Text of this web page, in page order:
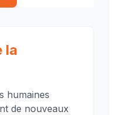
la
humaines
de nouveaux